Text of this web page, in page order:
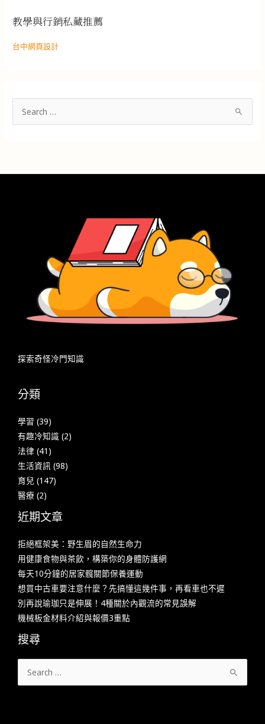
教學與行銷私藏推薦
台中網頁設計
尋
字
探索奇怪冷門知識
分類
學習 (39)
有趣冷知識 (2)
法律 (41)
生活資訊 (98)
育兒 (147)
醫療 (2)
近期文章
拒絕框架美：野生眉的自然生命力
用健康食物與茶飲，構築你的身體防護網
每天10分鐘的居家髖關節保養運動
想買中古車要注意什麼？先搞懂這幾件事，再看車也不遲
別再說瑜珈只是伸展！4種關於內觀流的常見誤解
機械板金材料介紹與報價3重點
搜尋
尋